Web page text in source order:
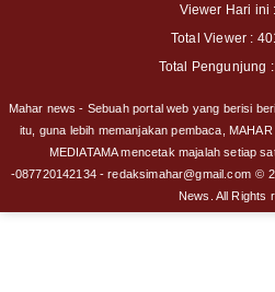
Viewer Hari ini
Total Viewer :
Total Pengunjung
Mahar news - Sebuah portal web yang berisi
itu, guna lebih memanjakan pembaca,
MEDIATAMA mencetak majalah setiap
-087720142134 - redaksimahar@gmail.com ©
News. All Rights